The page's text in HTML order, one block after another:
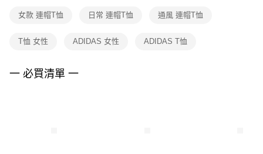
１．透過由恩沛科技股份有限公司提供之「AFTEE先享後付」服務完成之交
權轉讓予恩沛科技股份有限公司。
３．未成年的使用者請事先徵得法定代理人或監護人之同意方可使用
「AFTEE先享後付」，若未經同意申辦者引起之損失，本公司不負相關責
女款 連帽T恤 日常 連帽T恤 通風 連帽T恤
T恤 女性 ADIDAS 女性 ADIDAS T恤
一 必買清單 一